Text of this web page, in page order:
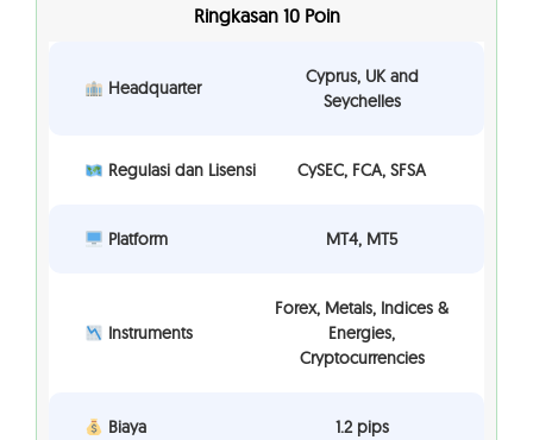
Ringkasan 10 Poin
Headquarter
Cyprus, UK and
Seychelles
Regulasi dan Lisensi CySEC, FCA, SFSA
Platform MT4, MT5
Instruments
Forex, Metals, Indices &
Energies,
Cryptocurrencies
Biaya 1.2 pips